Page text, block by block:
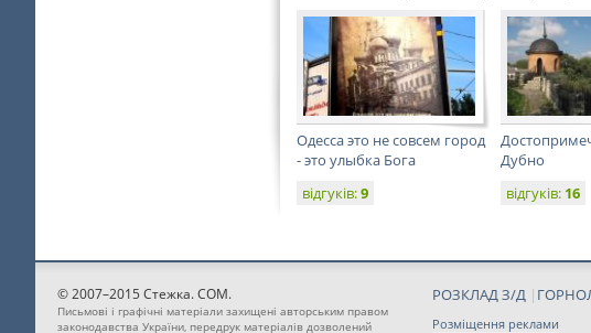
Одесса это не совсем город
- это улыбка Бога
відгуків:9
Дубно
відгуків: 16
© 2007–2015 Стежка. COM.
Письмові і графічні матеріали захищені авторським правом
законодавства України, передрук матеріалів дозволений
РОЗКЛАД З/Д |
Розміщення реклами